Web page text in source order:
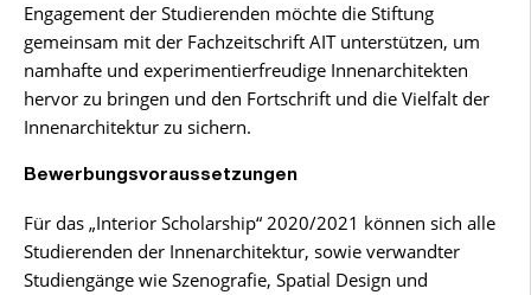
Engagement der Studierenden möchte die Stiftung
gemeinsam mit der Fachzeitschrift AIT unterstützen, um
namhafte und experimentierfreudige Innenarchitekten
hervor zu bringen und den Fortschrift und die Vielfalt der
Innenarchitektur zu sichern.
Bewerbungsvoraussetzungen
Für das „Interior Scholarship“ 2020/2021 können sich alle
Studierenden der Innenarchitektur, sowie verwandter
Studiengänge wie Szenografie, Spatial Design und